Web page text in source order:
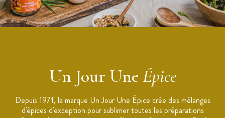
Un Jour UneÉpice
Depuis 1971, la marque Un Jour Une Épice crée des mélanges
d'épices d'exception pour sublimer toutes les préparations